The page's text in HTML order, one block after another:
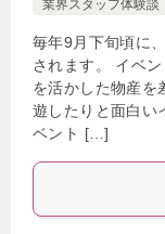
業界スタッフ体験談
毎年9月下旬頃に
されます。 イベ
を活かした物産を
遊したりと面白い
ベント […]